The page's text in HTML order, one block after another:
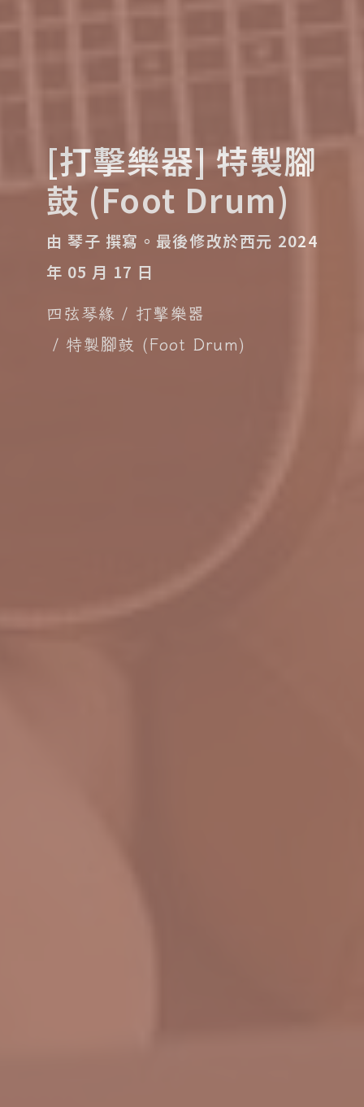
[打擊樂器] 特製腳
鼓 (Foot Drum)
由 琴子 撰寫。 最後修改於西元 2024
年 05 月 17 日
四弦琴緣
打擊樂器
特製腳鼓 (Foot Drum)